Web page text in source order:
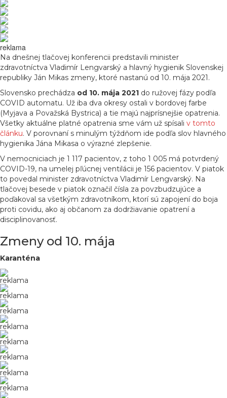
reklama
Na dnešnej tlačovej konferencii predstavili minister
zdravotníctva Vladimír Lengvarský a hlavný hygienik Slovenskej
republiky Ján Mikas zmeny, ktoré nastanú od 10. mája 2021.
Slovensko prechádza od 10. mája 2021 do ružovej fázy podľa
COVID automatu. Už iba dva okresy ostali v bordovej farbe
(Myjava a Považská Bystrica) a tie majú najprísnejšie opatrenia.
Všetky aktuálne platné opatrenia sme vám už spísali v tomto
článku. V porovnaní s minulým týždňom ide podľa slov hlavného
hygienika Jána Mikasa o výrazné zlepšenie.
V nemocniciach je 1 117 pacientov, z toho 1 005 má potvrdený
COVID-19, na umelej pľúcnej ventilácii je 156 pacientov. V piatok
to povedal minister zdravotníctva Vladimír Lengvarský. Na
tlačovej besede v piatok označil čísla za povzbudzujúce a
poďakoval sa všetkým zdravotníkom, ktorí sú zapojení do boja
proti covidu, ako aj občanom za dodržiavanie opatrení a
disciplinovanosť.
Zmeny od 10. mája
Karanténa
reklama
reklama
reklama
reklama
reklama
reklama
reklama
reklama